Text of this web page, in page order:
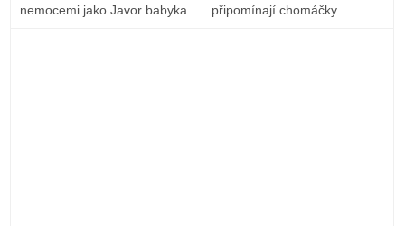
nemocemi jako Javor babyka
připomínají chomáčky